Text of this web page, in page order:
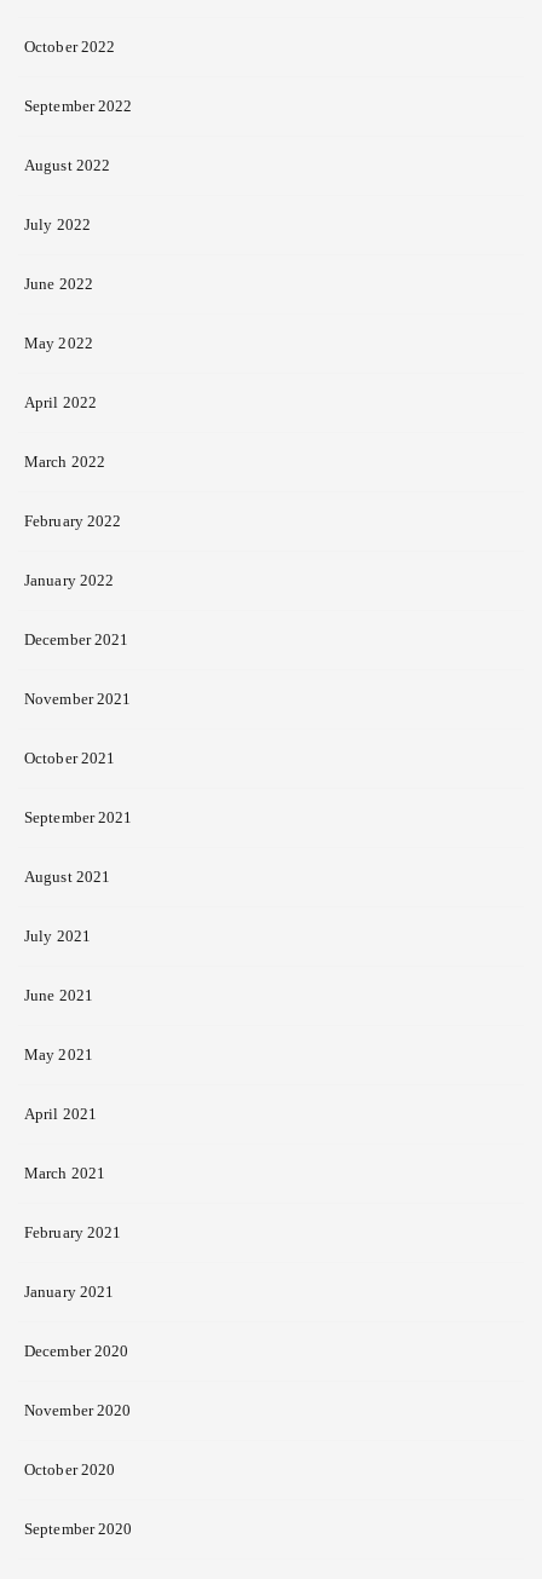
October 2022
September 2022
August 2022
July 2022
June 2022
May 2022
April 2022
March 2022
February 2022
January 2022
December 2021
November 2021
October 2021
September 2021
August 2021
July 2021
June 2021
May 2021
April 2021
March 2021
February 2021
January 2021
December 2020
November 2020
October 2020
September 2020